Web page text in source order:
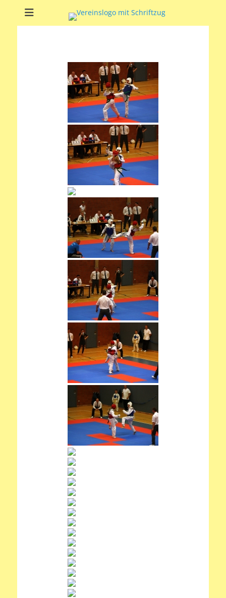
Soltauer Sportclub
Soltauer Sportclub 02 e.V.